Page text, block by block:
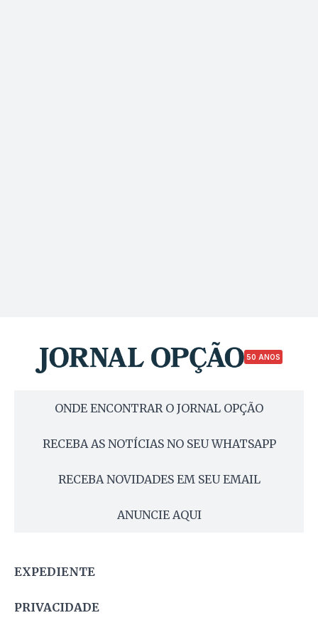
50 ANOS
ONDE ENCONTRAR O JORNAL OPÇÃO
RECEBA AS NOTÍCIAS NO SEU WHATSAPP
RECEBA NOVIDADES EM SEU EMAIL
ANUNCIE AQUI
EXPEDIENTE
PRIVACIDADE